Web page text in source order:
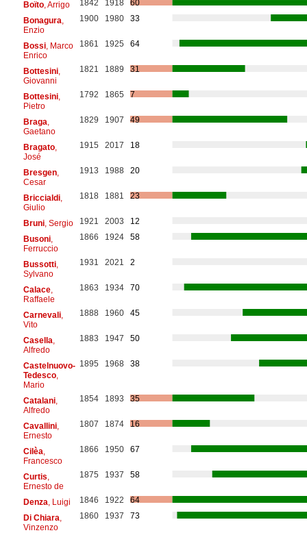
Boïto, Arrigo 1842 1918
60
Bonagura
Enzio
1900 1980 33
Bossi, Marco
Enrico
1861 1925 64
Bottesini,
Giovanni
1821 1889 31
Bottesini,
Pietro
1792 1865 7
Braga
Gaetano
1829 1907 49
Bragato,
José
1915 2017 18
Bresgen,
Cesar
1913 1988 20
Briccialdi,
Giulio
1818 1881 23
Bruni, Sergio 1921 2003
12
Busoni,
Ferruccio
1866 1924 58
Bussotti,
Sylvano
1931 2021 2
Calace,
Raffaele
1863 1934 70
Carnevali,
Vito
1888 1960 45
Casella
Alfredo
1883 1947 50
Castelnuovo-
Tedesco,
Mario
1895 1968 38
Catalani,
Alfredo
1854 1893 35
Cavallini,
Ernesto
1807 1874 16
Cilèa
Francesco
1866 1950 67
Curtis
Ernesto de
1875 1937 58
Denza , Luigi 1846 1922
64
Di Chiara
Vinzenzo
1860 1937 73